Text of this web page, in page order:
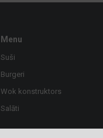
Menu
Suši
Burgeri
Wok konstruktors
Salāti